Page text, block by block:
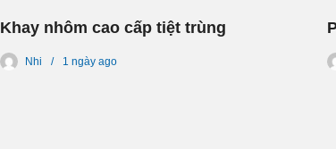
Khay nhôm cao cấp tiệt trùng
Nhi 1 ngày ago